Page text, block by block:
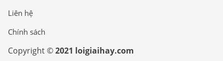
Liên hệ
Chính sách
Copyright ©2021 loigiaihay.com